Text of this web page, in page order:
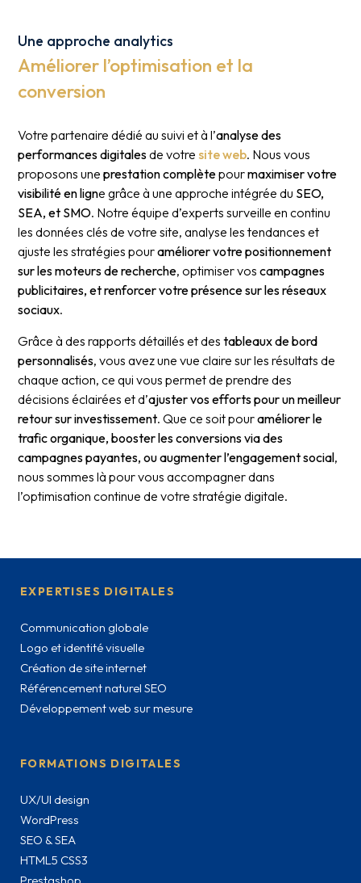
Une approche analytics
Améliorer l’optimisation et la
conversion
Votre partenaire dédié au suivi et à l’analyse des
performances digitalesde votresite web. Nous vous
proposons uneprestation complètepourmaximiser votre
visibilité en ligne grâce à une approche intégrée du SEO,
SEA, et SMO. Notre équipe d’experts surveille en continu
les données clés de votre site, analyse les tendances et
ajuste les stratégies pouraméliorer votre positionnement
sur les moteurs de recherche, optimiser voscampagnes
publicitaires, et renforcer votre présence sur les réseaux
sociaux.
Grâce à des rapports détaillés et destableaux de bord
personnalisés, vous avez une vue claire sur les résultats de
chaque action, ce qui vous permet de prendre des
décisions éclairées et d’ajuster vos efforts pour un meilleur
retour sur investissement. Que ce soit pouraméliorer le
trafic organique, booster les conversions via des
campagnes payantes, ou augmenter l’engagement social,
nous sommes là pour vous accompagner dans
l’optimisation continue de votre stratégie digitale.
EXPERTISES DIGITALES
Communication globale
Logo et identité visuelle
Création de site internet
Référencement naturel SEO
Développement web sur mesure
FORMATIONS DIGITALES
UX/UI design
WordPress
SEO & SEA
HTML5 CSS3